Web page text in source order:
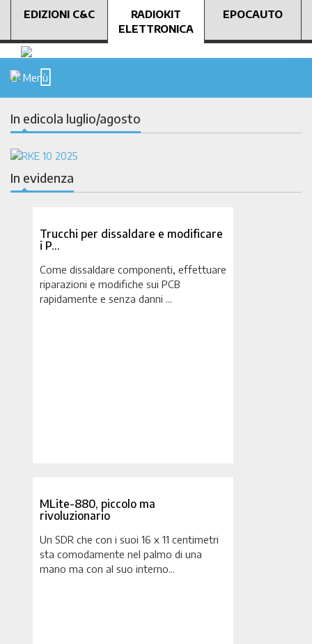
EDIZIONI C&C
RADIOKIT
ELETTRONICA
EPOCAUTO
Menù
In evidenza
Trucchi per dissaldare e modificare
i P…
Come dissaldare componenti, effettuare
riparazioni e modifiche sui PCB
rapidamente e senza danni ...
MLite-880, piccolo ma
rivoluzionario
Un SDR che con i suoi 16 x 11 centimetri
sta comodamente nel palmo di una
mano ma con al suo interno...
In edicola luglio/agosto